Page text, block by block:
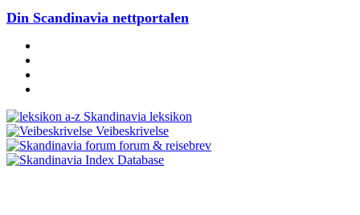
Din Scandinavia nettportalen
Skandinavia leksikon
Veibeskrivelse
forum & reisebrev
Database